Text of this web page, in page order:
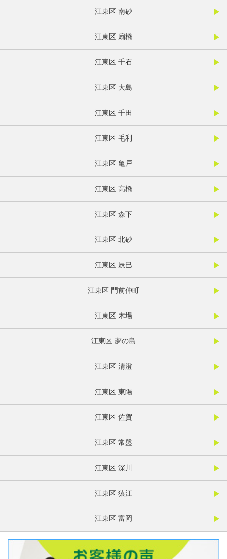
江東区 南砂
江東区 扇橋
江東区 千石
江東区 大島
江東区 千田
江東区 毛利
江東区 亀戸
江東区 高橋
江東区 森下
江東区 北砂
江東区 辰巳
江東区 門前仲町
江東区 木場
江東区 夢の島
江東区 清澄
江東区 東陽
江東区 佐賀
江東区 常盤
江東区 深川
江東区 猿江
江東区 富岡